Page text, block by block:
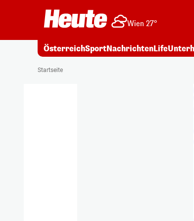
Wien 27°
ÖsterreichSportNachrichtenLife
Startseite